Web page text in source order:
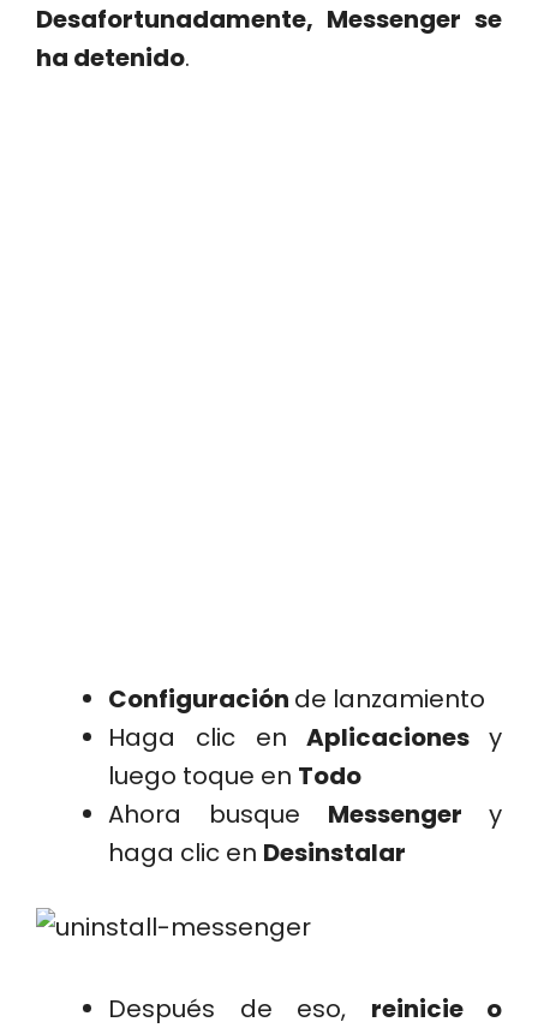
Desafortunadamente, Messenger se
ha detenido.
Configuración de lanzamiento
Haga clic enAplicaciones y
luego toque en Todo
Ahora busque Messenger y
haga clic en Desinstalar
Después de eso, reinicie o